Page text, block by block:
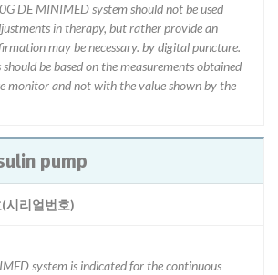
DE MINIMED system should not be used
in therapy, but rather provide an
may be necessary. by digital puncture.
be based on the measurements obtained
monitor and not with the value shown by the
pump
시리얼번호)
system is indicated for the continuous